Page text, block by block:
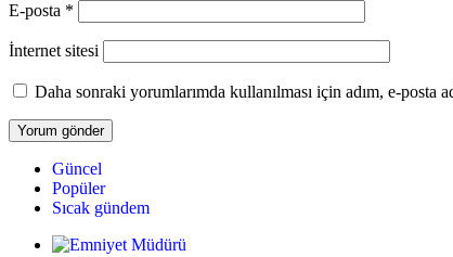
E-posta *
İnternet sitesi
Daha sonraki yorumlarımda kullanılması için adım, e-posta
Güncel
Popüler
Sıcak gündem